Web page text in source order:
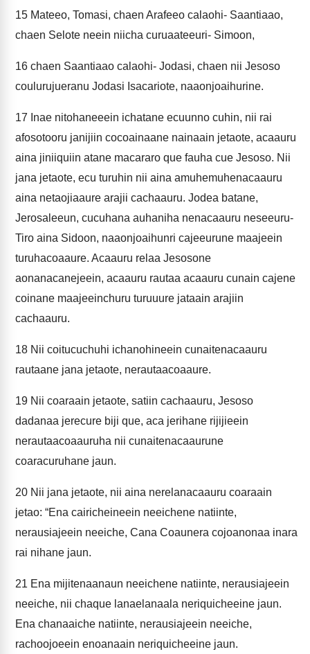
15 Mateeo, Tomasi, chaen Arafeeo calaohi- Saantiaao,
chaen Selote neein niicha curuaateeuri- Simoon,
16 chaen Saantiaao calaohi- Jodasi, chaen nii Jesoso
coulurujueranu Jodasi Isacariote, naaonjoaihurine.
17 Inae nitohaneeein ichatane ecuunno cuhin, nii rai
afosotooru janijiin cocoainaane nainaain jetaote, acaauru
aina jiniiquiin atane macararo que fauha cue Jesoso. Nii
jana jetaote, ecu turuhin nii aina amuhemuhenacaauru
aina netaojiaaure arajii cachaauru. Jodea batane,
Jerosaleeun, cucuhana auhaniha nenacaauru neseeuru-
Tiro aina Sidoon, naaonjoaihunri cajeeurune maajeein
turuhacoaaure. Acaauru relaa Jesosone
aonanacanejeein, acaauru rautaa acaauru cunain cajene
coinane maajeeinchuru turuuure jataain arajiin
cachaauru.
18 Nii coitucuchuhi ichanohineein cunaitenacaauru
rautaane jana jetaote, nerautaacoaaure.
19 Nii coaraain jetaote, satiin cachaauru, Jesoso
dadanaa jerecure biji que, aca jerihane rijijieein
nerautaacoaauruha nii cunaitenacaaurune
coaracuruhane jaun.
20 Nii jana jetaote, nii aina nerelanacaauru coaraain
jetao: “Ena cairicheineein neeichene natiinte,
nerausiajeein neeiche, Cana Coaunera cojoanonaa inara
rai nihane jaun.
21 Ena mijitenaanaun neeichene natiinte, nerausiajeein
neeiche, nii chaque lanaelanaala neriquicheeine jaun.
Ena chanaaiche natiinte, nerausiajeein neeiche,
rachoojoeein enoanaain neriquicheeine jaun.